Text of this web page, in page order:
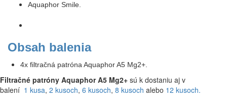
Aquaphor Smile.
Obsah balenia
4x filtračná patróna Aquaphor A5 Mg2+.
Filtračné patróny Aquaphor A5 Mg2+ sú k dostaniu aj v
balení 1 kusa, 2 kusoch, 6 kusoch, 8 kusoch alebo 12 kusoch.